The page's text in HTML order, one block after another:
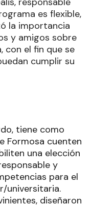
es flexible,
la importancia
y amigos sobre
con el fin que se
cumplir su
tiene como
Formosa cuenten
una elección
y
para el
universitaria.
diseñaron